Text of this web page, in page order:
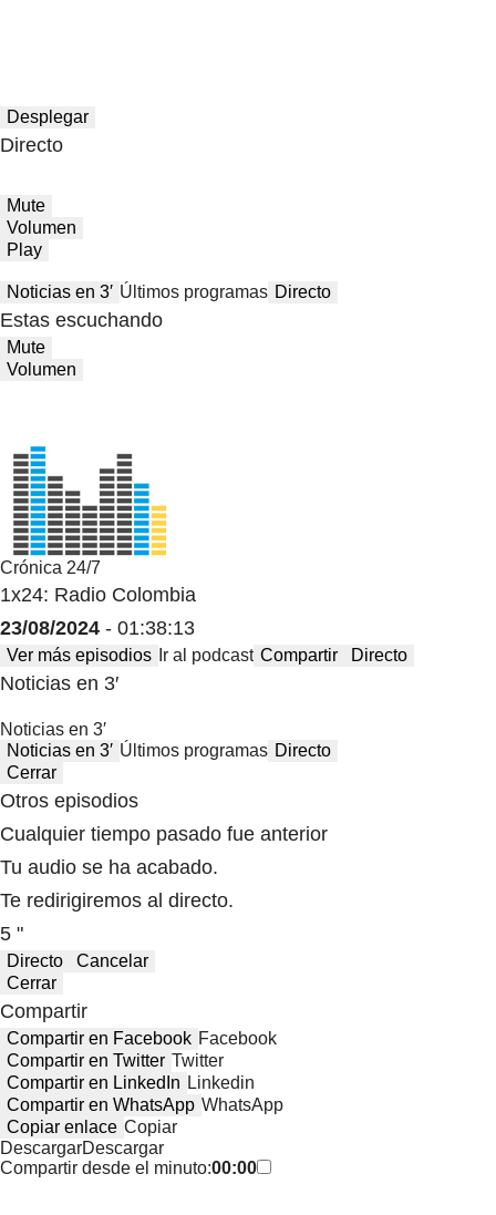
Desplegar
Directo
Mute
Volumen
Play
Noticias en 3′ Últimos programas Directo
Estas escuchando
Mute
Volumen
Crónica 24/7
1x24: Radio Colombia
23/08/2024 - 01:38:13
Ver más episodios Ir al podcast Compartir Directo
Noticias en 3′
Noticias en 3′
Noticias en 3′ Últimos programas Directo
Cerrar
Otros episodios
Cualquier tiempo pasado fue anterior
Tu audio se ha acabado.
Te redirigiremos al directo.
5 "
Directo
Cancelar
Cerrar
Compartir
Compartir en Facebook Facebook
Compartir en Twitter Twitter
Compartir en LinkedIn Linkedin
Compartir en WhatsApp WhatsApp
Copiar enlace Copiar
DescargarDescargar
Compartir desde el minuto:00:00